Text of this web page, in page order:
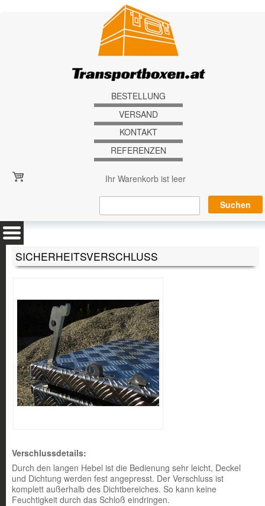
BESTELLUNG
VERSAND
KONTAKT
REFERENZEN
Ihr Warenkorb ist leer
SICHERHEITSVERSCHLUSS
Verschlussdetails:
Durch den langen Hebel ist die Bedienung sehr leicht, Deckel
und Dichtung werden fest angepresst. Der Verschluss ist
komplett außerhalb des Dichtbereiches. So kann keine
Feuchtigkeit durch das Schloß eindringen.